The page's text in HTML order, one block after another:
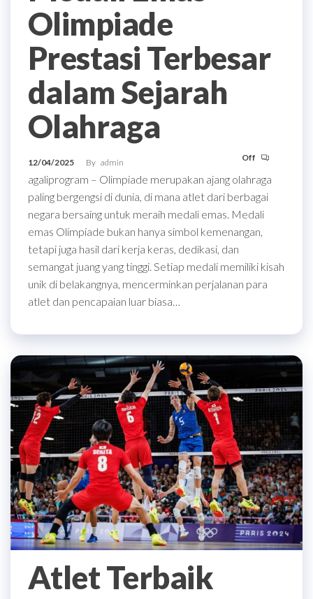
Olimpiade
Prestasi Terbesar
dalam Sejarah
Olahraga
12/04/2025 By admin Off
agaliprogram – Olimpiade merupakan ajang olahraga
paling bergengsi di dunia, di mana atlet dari berbagai
negara bersaing untuk meraih medali emas. Medali
emas Olimpiade bukan hanya simbol kemenangan,
tetapi juga hasil dari kerja keras, dedikasi, dan
semangat juang yang tinggi. Setiap medali memiliki kisah
unik di belakangnya, mencerminkan perjalanan para
atlet dan pencapaian luar biasa…
Atlet Terbaik